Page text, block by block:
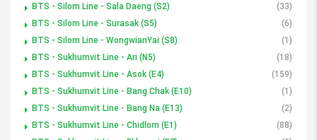
BTS - Silom Line - Sala Daeng (S2)
(33)
BTS - Silom Line - Surasak (S5)
(6)
BTS - Silom Line - WongwianYai (S8)
(1)
BTS - Sukhumvit Line - Ari (N5)
(18)
BTS - Sukhumvit Line - Asok (E4)
(159)
BTS - Sukhumvit Line - Bang Chak (E10)
(1)
BTS - Sukhumvit Line - Bang Na (E13)
(2)
BTS - Sukhumvit Line - Chidlom (E1)
(88)